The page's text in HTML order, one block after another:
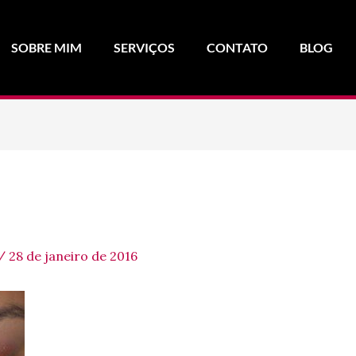
SOBRE MIM SERVIÇOS CONTATO BLOG
/ 28 de janeiro de 2016